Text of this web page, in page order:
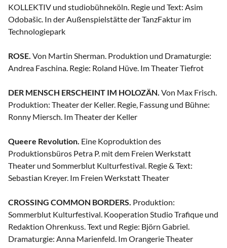
KOLLEKTIV und studiobühneköln. Regie und Text: Asim
Odobašic. In der Außenspielstätte der TanzFaktur im
Technologiepark
ROSE. Von Martin Sherman. Produktion und Dramaturgie:
Andrea Faschina. Regie: Roland Hüve. Im Theater Tiefrot
DER MENSCH ERSCHEINT IM HOLOZÄN. Von Max Frisch.
Produktion: Theater der Keller. Regie, Fassung und Bühne:
Ronny Miersch. Im Theater der Keller
Queere Revolution. Eine Koproduktion des
Produktionsbüros Petra P. mit dem Freien Werkstatt
Theater und Sommerblut Kulturfestival. Regie & Text:
Sebastian Kreyer. Im Freien Werkstatt Theater
CROSSING COMMON BORDERS. Produktion:
Sommerblut Kulturfestival. Kooperation Studio Trafique und
Redaktion Ohrenkuss. Text und Regie: Björn Gabriel.
Dramaturgie: Anna Marienfeld. Im Orangerie Theater